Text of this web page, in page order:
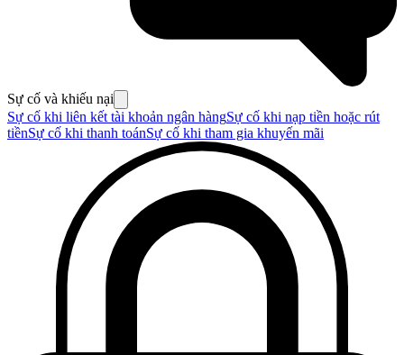
Sự cố và khiếu nại
Sự cố khi liên kết tài khoản ngân hàngSự cố khi nạp tiền hoặc rút
tiềnSự cố khi thanh toánSự cố khi tham gia khuyến mãi